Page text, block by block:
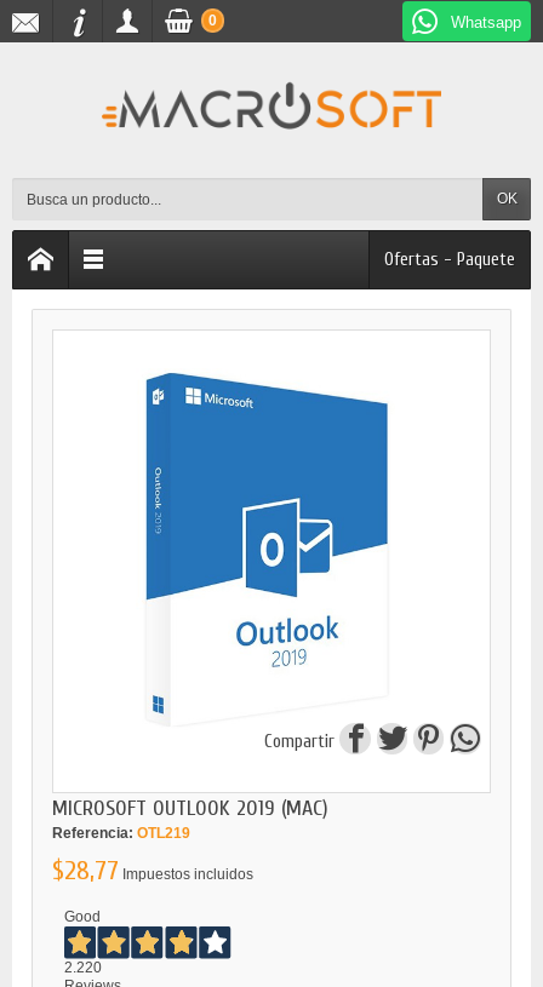
Whatsapp
OK
0
Ofertas - Paquete
Compartir
MICROSOFT OUTLOOK 2019 (MAC)
Referencia: OTL219
$28,77 Impuestos incluidos
Good
2.220